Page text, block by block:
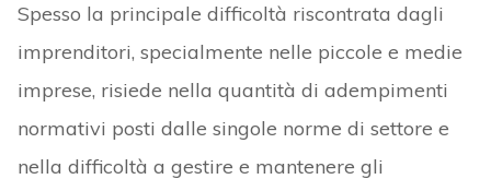
Spesso la principale difficoltà riscontrata dagli
imprenditori, specialmente nelle piccole e medie
imprese, risiede nella quantità di adempimenti
normativi posti dalle singole norme di settore e
nella difficoltà a gestire e mantenere gli